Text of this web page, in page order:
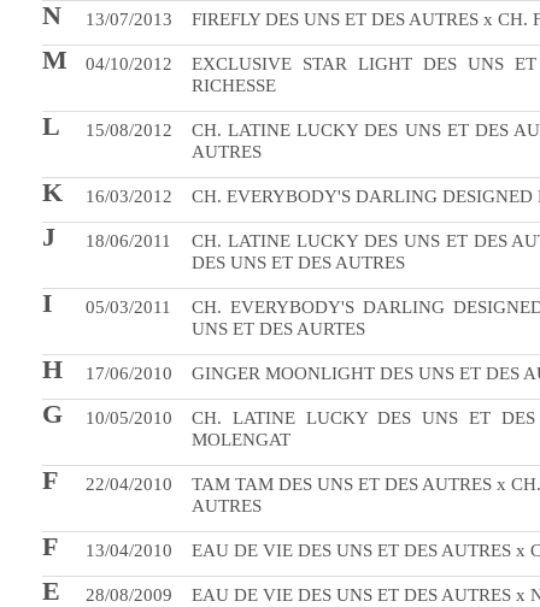
N 13/07/2013 FIREFLY DES UNS ET DES AUTRES x
M 04/10/2012
EXCLUSIVE STAR LIGHT DES UNS
RICHESSE
L 15/08/2012
CH. LATINE LUCKY DES UNS ET DES
AUTRES
K 16/03/2012 CH. EVERYBODY'S DARLING
J 18/06/2011
CH. LATINE LUCKY DES UNS ET DES
DES UNS ET DES AUTRES
I 05/03/2011
CH. EVERYBODY'S DARLING
UNS ET DES AURTES
H 17/06/2010 GINGER MOONLIGHT DES UNS ET DES
G 10/05/2010
CH. LATINE LUCKY DES UNS ET
MOLENGAT
F 22/04/2010
TAM TAM DES UNS ET DES AUTRES x
AUTRES
F 13/04/2010 EAU DE VIE DES UNS ET DES AUTRES x
E 28/08/2009 EAU DE VIE DES UNS ET DES AUTRES x